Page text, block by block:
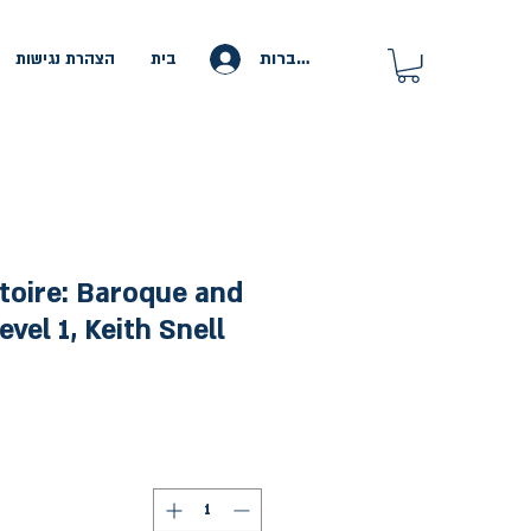
בית הצהרת נגישות להתחברות
Baroque and
1, Keith Snell